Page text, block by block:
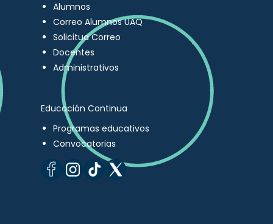
Alumnos
Correo Alumnos UAQ
Solicitud Correo
Docentes
Administrativos
Educación Continua
Programas educativos
Convocatorias